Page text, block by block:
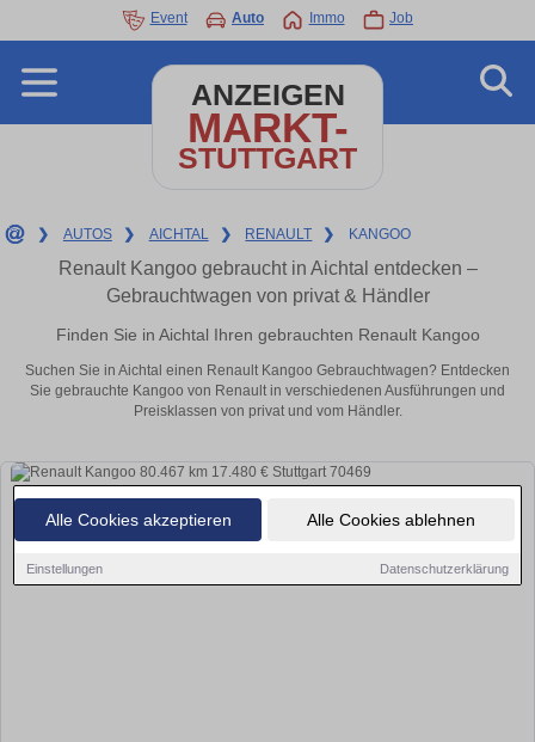
Alle Cookies akzeptieren Alle Cookies ablehnen
Einstellungen Datenschutzerklärung
Event Auto Immo Job
ANZEIGEN
MARKT-
STUTTGART
❯ AUTOS ❯ AICHTAL ❯ RENAULT ❯ KANGOO
Renault Kangoo gebraucht in Aichtal entdecken –
Gebrauchtwagen von privat & Händler
Finden Sie in Aichtal Ihren gebrauchten Renault Kangoo
Suchen Sie in Aichtal einen Renault Kangoo Gebrauchtwagen? Entdecken
Sie gebrauchte Kangoo von Renault in verschiedenen Ausführungen und
Preisklassen von privat und vom Händler.